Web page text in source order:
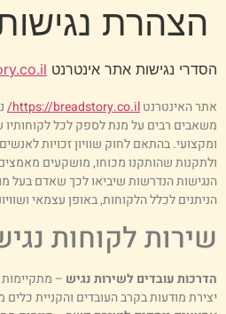
הצהרת נגישות
נגישות אתר אינטרנט
האינטרנטhttps://breadstory.co.il/
רבים על מנת לספק לכל לקוחותיו
שהותקנו מכוחו, מושקעים מאמצים
הנדרשות שיביאו לכך שאדם בעל
לכלל הלקוחות, באופן עצמאי ושוויוני.
לקוחות נגיש
עובדים לשירות נגיש– מתקיימות
מודעות בקרב העובדים והקניית כלים